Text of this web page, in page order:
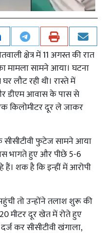
क्षेत्र में 11 अगस्त की रात
मामला सामने आया। घटना
लौट रही थी। रास्ते में
डीएम आवास के पास से
किलोमीटर दूर ले जाकर
फुटेज सामने आया
भागते हुए और पीछे 5-6
शक है कि इन्हीं में आरोपी
तो उन्होंने तलाश शुरू की
मीटर दूर खेत में रोते हुए
कर सीसीटीवी खंगाला,